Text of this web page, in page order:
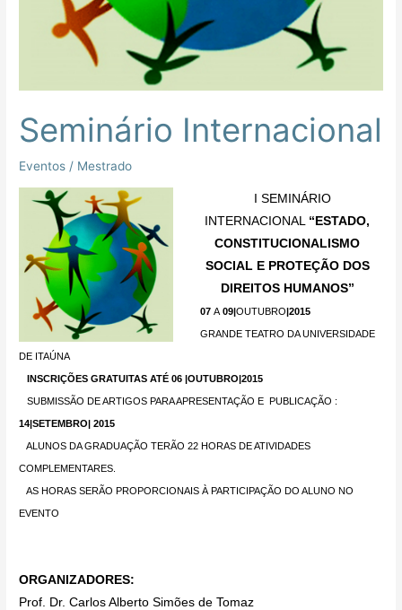
Seminário Internacional
Eventos / Mestrado
I SEMINÁRIO
INTERNACIONAL “ESTADO,
CONSTITUCIONALISMO
SOCIAL E PROTEÇÃO DOS
DIREITOS HUMANOS”
07 A09|OUTUBRO|2015
GRANDE TEATRO DA UNIVERSIDADE
DE ITAÚNA
INSCRIÇÕES GRATUITAS ATÉ 06 |OUTUBRO|2015
SUBMISSÃO DE ARTIGOS PARA APRESENTAÇÃO E PUBLICAÇÃO :
14|SETEMBRO| 2015
ALUNOS DA GRADUAÇÃO TERÃO 22 HORAS DE ATIVIDADES
COMPLEMENTARES.
AS HORAS SERÃO PROPORCIONAIS À PARTICIPAÇÃO DO ALUNO NO
EVENTO
ORGANIZADORES:
Prof. Dr. Carlos Alberto Simões de Tomaz